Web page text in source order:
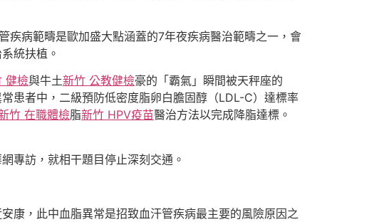
疾病範疇是歐加盛大點涵蓋的7年夜疾病醫治範疇之一，會
統扶植。
健檢與牛土新竹 公教健檢豪的「霸氣」瞬間被天秤座的
患者中，二級預防低密度脂卵白膽固醇（LDL-C）達標率
竹 在職體檢脂新竹 HPV疫苗醫治方法以完成降脂達標。
專訪，就相干題目停止深刻交通。
康，此中血脂異常是招致血汗管疾病最主要的風險原因之